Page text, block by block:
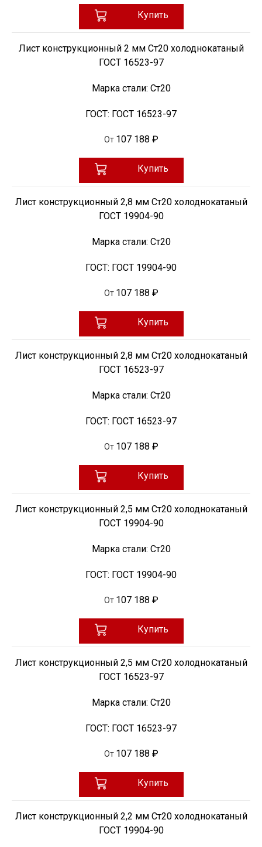
Купить
Лист конструкционный 2 мм Ст20 холоднокатаный
ГОСТ 16523-97
Марка стали: Ст20
ГОСТ: ГОСТ 16523-97
От 107 188 ₽
Купить
Лист конструкционный 2,8 мм Ст20 холоднокатаный
ГОСТ 19904-90
Марка стали: Ст20
ГОСТ: ГОСТ 19904-90
От 107 188 ₽
Купить
Лист конструкционный 2,8 мм Ст20 холоднокатаный
ГОСТ 16523-97
Марка стали: Ст20
ГОСТ: ГОСТ 16523-97
От 107 188 ₽
Купить
Лист конструкционный 2,5 мм Ст20 холоднокатаный
ГОСТ 19904-90
Марка стали: Ст20
ГОСТ: ГОСТ 19904-90
От 107 188 ₽
Купить
Лист конструкционный 2,5 мм Ст20 холоднокатаный
ГОСТ 16523-97
Марка стали: Ст20
ГОСТ: ГОСТ 16523-97
От 107 188 ₽
Купить
Лист конструкционный 2,2 мм Ст20 холоднокатаный
ГОСТ 19904-90